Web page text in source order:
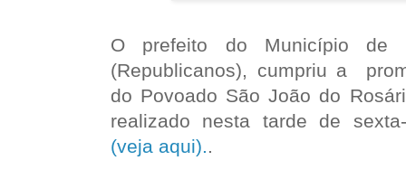
O prefeito do Município de
(Republicanos), cumpriu a
do Povoado São João do
realizado nesta tarde de
(veja aqui)..